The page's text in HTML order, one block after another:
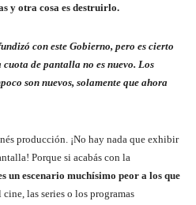
y otra cosa es destruirlo.
con este Gobierno, pero es cierto
cuota de pantalla no es nuevo. Los
son nuevos, solamente que ahora
producción. ¡No hay nada que exhibir
Porque si acabás con la
un escenario muchísimo peor a los que
cine, las series o los programas